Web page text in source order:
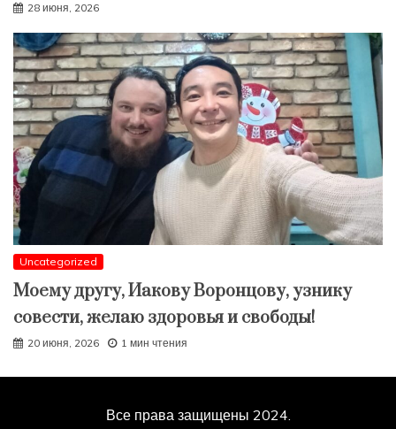
28 июня, 2026
Uncategorized
Моему другу, Иакову Воронцову, узнику
совести, желаю здоровья и свободы!
20 июня, 2026 1 мин чтения
Все права защищены 2024.